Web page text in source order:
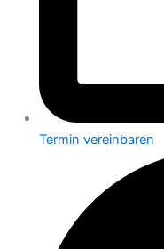
Termin vereinbaren